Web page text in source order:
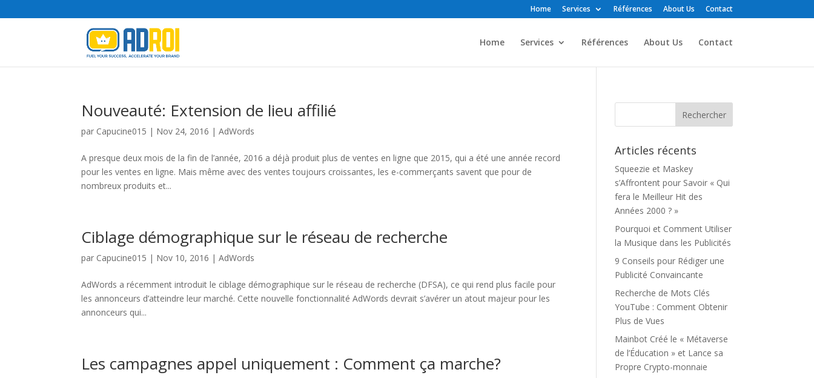
Home Services Références About Us Contact
Home Services Références About Us Contact
Nouveauté: Extension de lieu affilié
par Capucine015 | Nov 24, 2016 |AdWords
A presque deux mois de la fin de l’année, 2016 a déjà produit plus de ventes en ligne que 2015, qui a été une année record
pour les ventes en ligne. Mais même avec des ventes toujours croissantes, les e-commerçants savent que pour de
nombreux produits et...
Ciblage démographique sur le réseau de recherche
par Capucine015 | Nov 10, 2016 |AdWords
AdWords a récemment introduit le ciblage démographique sur le réseau de recherche (DFSA), ce qui rend plus facile pour
les annonceurs d’atteindre leur marché. Cette nouvelle fonctionnalité AdWords devrait s’avérer un atout majeur pour les
annonceurs qui...
Les campagnes appel uniquement : Comment ça marche?
Articles récents
Squeezie et Maskey
s’Affrontent pour Savoir « Qui
fera le Meilleur Hit des
Années 2000 ? »
Pourquoi et Comment Utiliser
la Musique dans les Publicités
9 Conseils pour Rédiger une
Publicité Convaincante
Recherche de Mots Clés
YouTube : Comment Obtenir
Plus de Vues
Mainbot Créé le « Métaverse
de l’Éducation » et Lance sa
Propre Crypto-monnaie